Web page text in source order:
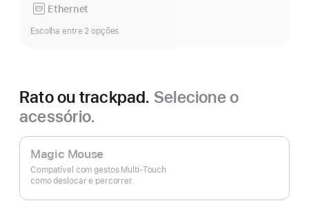
Ethernet
Escolha entre 2 opções
Rato ou trackpad. Selecione o
acessório.
Magic Mouse
Compatível com gestos Multi‑Touch
como deslocar e percorrer.